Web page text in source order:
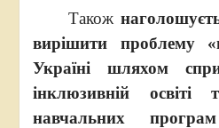
Також
вирішити проблему
Україні шляхом
інклюзивній освіті
навчальних